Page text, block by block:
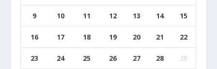
9 10 11 12 13 14 15
16 17 18 19 20 21 22
23 24 25 26 27 28 29